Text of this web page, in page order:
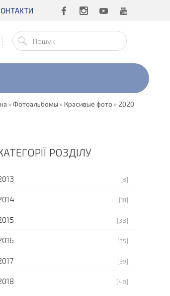
»Фотоальбомы »Красивые фото » 2020
РОЗДІЛУ
[8]
[31]
[38]
[35]
[39]
[48]